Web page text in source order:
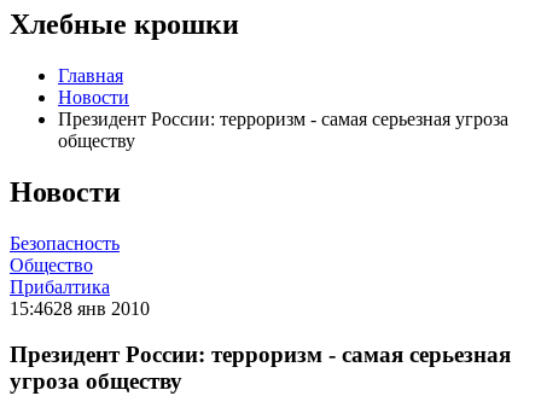
Хлебные крошки
Главная
Новости
Президент России: терроризм - самая серьезная угроза
обществу
Новости
Безопасность
Общество
Прибалтика
15:4628 янв 2010
Президент России: терроризм - самая серьезная
угроза обществу